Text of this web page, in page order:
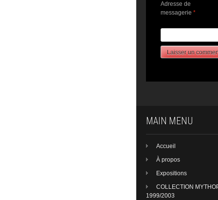
Adresse de
messagerie *
MAIN MENU
Accueil
À propos
Expositions
COLLECTION
1999/2003